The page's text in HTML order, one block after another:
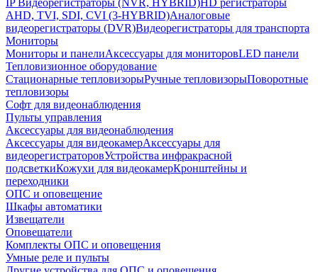
IP Видеорегистраторы (NVR, HYBRID)HD регистраторы
AHD, TVI, SDI, CVI (3-HYBRID)Аналоговые
видеорегистраторы (DVR)Видеорегистраторы для транспорта
Мониторы
Мониторы и панелиАксессуары для мониторовLED панели
Тепловизионное оборудование
Стационарные тепловизорыРучные тепловизорыПоворотные
тепловизоры
Софт для видеонаблюдения
Пульты управления
Аксессуары для видеонаблюдения
Аксессуары для видеокамерАксессуары для
видеорегистраторовУстройства инфракрасной
подсветкиКожухи для видеокамерКронштейны и
переходники
ОПС и оповещение
Шкафы автоматики
Извещатели
Оповещатели
Комплекты ОПС и оповещения
Умные реле и пульты